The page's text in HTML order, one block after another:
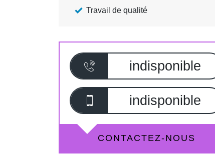
Travail de qualité
indisponible
indisponible
CONTACTEZ-NOUS